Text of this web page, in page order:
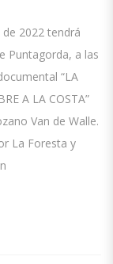
2022 tendrá
Puntagorda, a las
“LA
A LA COSTA”
Van de Walle.
La Foresta y